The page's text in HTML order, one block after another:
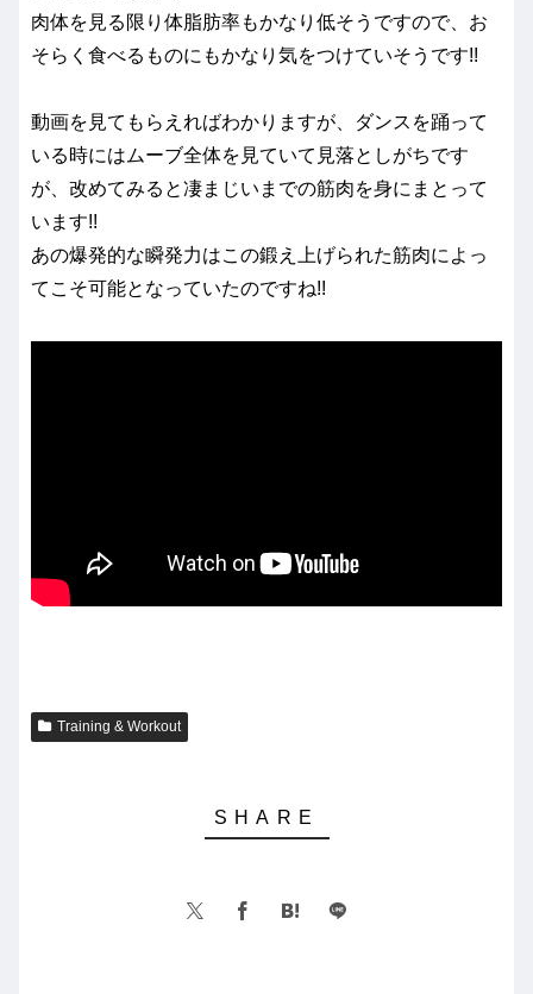
肉体を見る限り体脂肪率もかなり低そうですので、お
そらく食べるものにもかなり気をつけていそうです!!
動画を見てもらえればわかりますが、ダンスを踊って
いる時にはムーブ全体を見ていて見落としがちです
が、改めてみると凄まじいまでの筋肉を身にまとって
います!!
あの爆発的な瞬発力はこの鍛え上げられた筋肉によっ
てこそ可能となっていたのですね!!
Training & Workout